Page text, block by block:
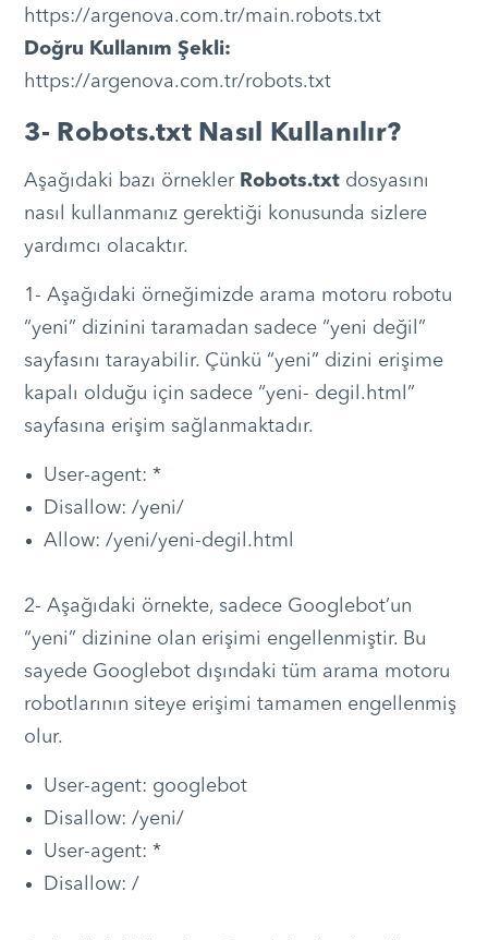
https://argenova.com.tr/main.robots.txt
Doğru Kullanım Şekli:
https://argenova.com.tr/robots.txt
3- Robots.txt Nasıl Kullanılır?
Aşağıdaki bazı örnekler Robots.txtdosyasını
nasıl kullanmanız gerektiği konusunda sizlere
yardımcı olacaktır.
1- Aşağıdaki örneğimizde arama motoru robotu
“yeni” dizinini taramadan sadece “yeni değil”
sayfasını tarayabilir. Çünkü “yeni” dizini erişime
kapalı olduğu için sadece “yeni- degil.html”
sayfasına erişim sağlanmaktadır.
User-agent: *
Disallow: /yeni/
Allow: /yeni/yeni-degil.html
2- Aşağıdaki örnekte, sadece Googlebot’un
“yeni” dizinine olan erişimi engellenmiştir. Bu
sayede Googlebot dışındaki tüm arama motoru
robotlarının siteye erişimi tamamen engellenmiş
olur.
User-agent: googlebot
Disallow: /yeni/
User-agent: *
Disallow: /